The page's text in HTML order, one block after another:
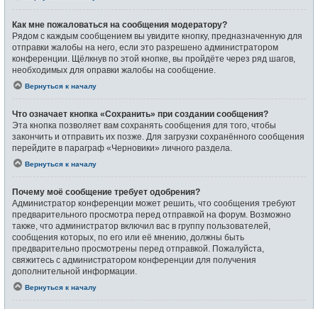
Как мне пожаловаться на сообщения модератору?
Рядом с каждым сообщением вы увидите кнопку, предназначенную для
отправки жалобы на него, если это разрешено администратором
конференции. Щёлкнув по этой кнопке, вы пройдёте через ряд шагов,
необходимых для оправки жалобы на сообщение.
Вернуться к началу
Что означает кнопка «Сохранить» при создании сообщения?
Эта кнопка позволяет вам сохранять сообщения для того, чтобы
закончить и отправить их позже. Для загрузки сохранённого сообщения
перейдите в параграф «Черновики» личного раздела.
Вернуться к началу
Почему моё сообщение требует одобрения?
Администратор конференции может решить, что сообщения требуют
предварительного просмотра перед отправкой на форум. Возможно
также, что администратор включил вас в группу пользователей,
сообщения которых, по его или её мнению, должны быть
предварительно просмотрены перед отправкой. Пожалуйста,
свяжитесь с администратором конференции для получения
дополнительной информации.
Вернуться к началу